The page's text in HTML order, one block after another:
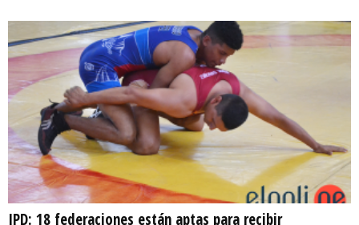
IPD: 18 federaciones están aptas para recibir